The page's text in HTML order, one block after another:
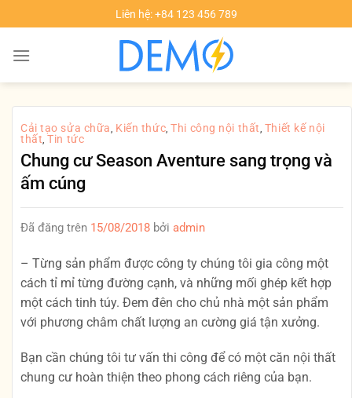
đến
nội
Liên hệ: +84 123 456 789
Cải tạo sửa chữa, Kiến thức, Thi công nội thất, Thiết kế nội
thất, Tin tức
Chung cư Season Aventure sang trọng và
ấm cúng
Đã đăng trên 15/08/2018 bởi admin
– Từng sản phẩm được công ty chúng tôi gia công một
cách tỉ mỉ từng đường cạnh, và những mối ghép kết hợp
một cách tinh túy. Đem đên cho chủ nhà một sản phẩm
với phương châm chất lượng an cường giá tận xưởng.
Bạn cần chúng tôi tư vấn thi công để có một căn nội thất
chung cư hoàn thiện theo phong cách riêng của bạn.